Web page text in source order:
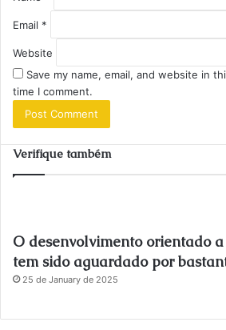
Email *
Website
Save my name, email, and website in
time I comment.
Verifique também
O desenvolvimento orientado
tem sido aguardado por
25 de January de 2025